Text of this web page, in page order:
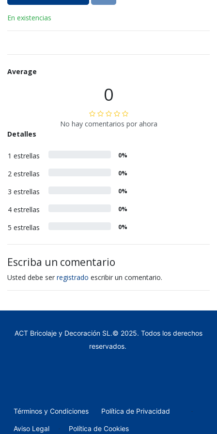
En existencias
Average
0
No hay comentarios por ahora
Detalles
1 estrellas 0%
2 estrellas 0%
3 estrellas 0%
4 estrellas 0%
5 estrellas 0%
Escriba un comentario
Usted debe ser registrado escribir un comentario.
ACT Bricolaje y Decoración SL.© 2025. Todos los derechos
reservados.
Términos y Condiciones Política de Privacidad -
Aviso Legal - Política de Cookies